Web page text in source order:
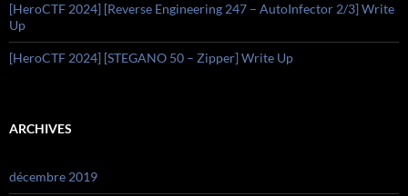
[HeroCTF 2024] [Reverse Engineering 247 – AutoInfector 2/3] Write
Up
[HeroCTF 2024] [STEGANO 50 – Zipper] Write Up
ARCHIVES
décembre 2019